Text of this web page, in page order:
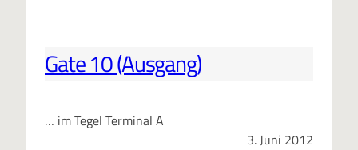
Gate 10 (Ausgang)
… im Tegel Terminal A
3. Juni 2012